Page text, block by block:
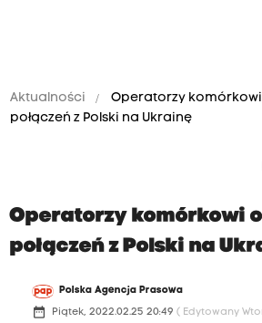
Aktualności
Operatorzy
połączeń z Polski na Ukrainę
Operatorzy komórkowi
połączeń z Polski na
Polska Agencja Prasowa
date_range Piątek, 2022.02.25 20:49 ( Edytowany